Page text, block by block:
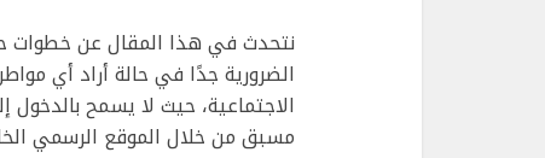
نتحدث في هذا المقال عن خطوات
الضرورية جدًا في حالة أراد أي
الاجتماعية، حيث لا يسمح
مسبق من خلال الموقع الرسمي